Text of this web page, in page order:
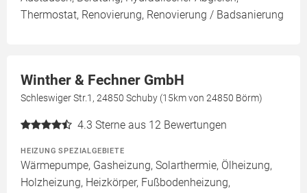
Thermostat, Renovierung, Renovierung / Badsanierung
Winther & Fechner GmbH
Schleswiger Str.1, 24850 Schuby (15km von 24850 Börm)
4.3 Sterne aus 12 Bewertungen
HEIZUNG SPEZIALGEBIETE
Wärmepumpe, Gasheizung, Solarthermie, Ölheizung,
Holzheizung, Heizkörper, Fußbodenheizung,